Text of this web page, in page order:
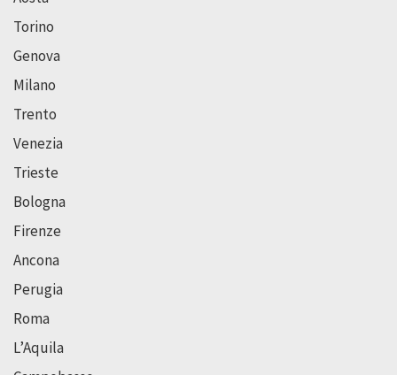
Torino
Genova
Milano
Trento
Venezia
Trieste
Bologna
Firenze
Ancona
Perugia
Roma
L’Aquila